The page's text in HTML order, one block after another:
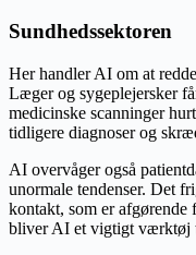
Sundhedssektoren
Her handler AI om at
Læger og sygeplejersker
medicinske scanninger
tidligere diagnoser og
AI overvåger også
unormale tendenser. Det
kontakt, som er afgørende
bliver AI et vigtigt værktøj